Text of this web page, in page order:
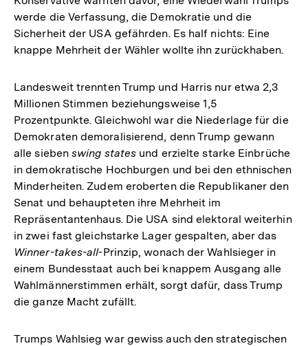
werde die Verfassung, die Demokratie und die
Sicherheit der USA gefährden. Es half nichts: Eine
knappe Mehrheit der Wähler wollte ihn zurückhaben.
Landesweit trennten Trump und Harris nur etwa 2,3
Millionen Stimmen beziehungsweise 1,5
Prozentpunkte. Gleichwohl war die Niederlage für die
Demokraten demoralisierend, denn Trump gewann
alle siebenswing states und erzielte starke Einbrüche
in demokratische Hochburgen und bei den ethnischen
Minderheiten. Zudem eroberten die Republikaner den
Senat und behaupteten ihre Mehrheit im
Repräsentantenhaus. Die USA sind elektoral weiterhin
in zwei fast gleichstarke Lager gespalten, aber das
Winner-takes-all-Prinzip, wonach der Wahlsieger in
einem Bundesstaat auch bei knappem Ausgang alle
Wahlmännerstimmen erhält, sorgt dafür, dass Trump
die ganze Macht zufällt.
Trumps Wahlsieg war gewiss auch den strategischen